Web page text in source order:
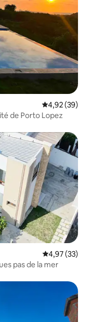
Note
4,92 (39)
de Porto Lopez
Note
4,97 (33)
pas de la mer